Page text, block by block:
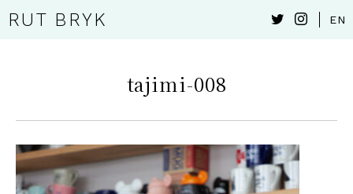
RUT BRYK EN
tajimi-008